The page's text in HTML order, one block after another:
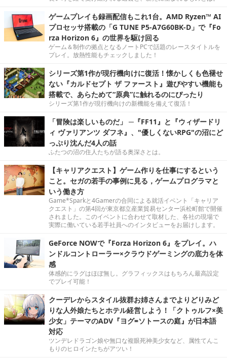
ゲームプレイも録画配信もこれ1台。AMD Ryzen™ AI
プロセッサ搭載の「G TUNE P5-A7G60BK-D」で『Fo
rza Horizon 6』の世界を駆け回る
ゲーム＆制作の拠点となるノートPCで話題のレースタイトルを
プレイ。放熱性能もチェックしました！
シリーズ第1作が現行機向けに復活！懐かしくも色褪せ
ない『カルドセプト ザ ファースト』遊びやすい機能も
搭載で、あらためて“原典”に触れるのにぴったり
シリーズ第1作が現行機向けの新機能を備えて復活！
「冒険は楽しいものだ」 ─『FF11』と『ウィザードリ
ィ ヴァリアンツ ダフネ』、"優しくないRPG"の沼にど
っぷり沈んだ4人の話
ふたつの沼の住人たちが語る奥深さとは。
【キャリアクエスト】ゲーム作りを仕事にするという
こと。セガの若手の事例に見る，ゲームプログラマと
いう働き方
Game*Sparkと4Gamerの合同による就活イベント「キャリア
クエスト」の第4回が東京都立産業貿易センター浜松町館で開催
されました。このイベントに合わせて取材した、各社の現場で
実際に働いている若手社員へのインタビューをお届けします。
GeForce NOWで『Forza Horizon 6』をプレイ。ハ
ンドルコントローラー×クラウドゲーミングの底力を体
感
体感的にラグはほぼ無し。グラフィックスはもちろん最高設定
でプレイ可能！
クーデレからスタイル抜群お姉さんまでよりどりみど
りな人外娘たちとホテル経営しよう！「クトゥルフ×美
少女」テーマのADV『ヨグ=ソトースの庭』が日本語
対応
ツンデレドラゴン娘や無口な複眼死神美少女など、属性てんこ
もりのヒロインたちがアツい！